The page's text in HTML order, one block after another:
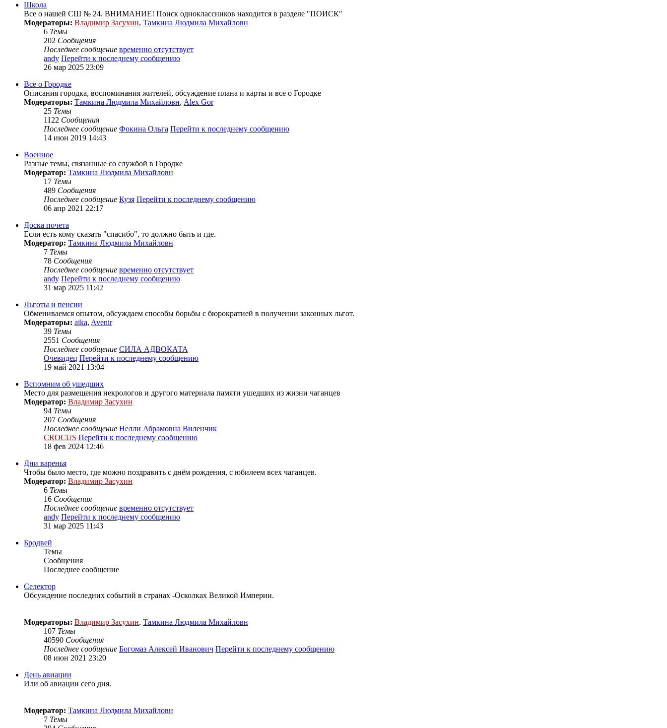
Школа
Все о нашей СШ № 24. ВНИМАНИЕ! Поиск одноклассников находится в разделе "ПОИСК"
Модераторы: Владимир Засухин, Тамкина Людмила Михайловн
6 Темы
202 Сообщения
Последнее сообщение временно отсутствует
andy Перейти к последнему сообщению
26 мар 2025 23:09
Все о Городке
Описания городка, воспоминания жителей, обсуждение плана и карты и все о Городке
Модераторы: Тамкина Людмила Михайловн, Alex Gor
25 Темы
1122 Сообщения
Последнее сообщение Фокина Ольга Перейти к последнему сообщению
14 июн 2019 14:43
Военное
Разные темы, связанные со службой в Городке
Модератор: Тамкина Людмила Михайловн
17 Темы
489 Сообщения
Последнее сообщение Кузя Перейти к последнему сообщению
06 апр 2021 22:17
Доска почета
Если есть кому сказать "спасибо", то должно быть и где.
Модератор: Тамкина Людмила Михайловн
7 Темы
78 Сообщения
Последнее сообщение временно отсутствует
andy Перейти к последнему сообщению
31 мар 2025 11:42
Льготы и пенсии
Обмениваемся опытом, обсуждаем способы борьбы с бюрократией в получении законных льгот.
Модераторы: aika, Avenir
39 Темы
2551 Сообщения
Последнее сообщение СИЛА АДВОКАТА
Очевидец Перейти к последнему сообщению
19 май 2021 13:04
Вспомним об ушедших
Место для размещения некрологов и другого материала памяти ушедших из жизни чаганцев
Модератор: Владимир Засухин
94 Темы
207 Сообщения
Последнее сообщение Нелли Абрамовна Виленчик
CROCUS Перейти к последнему сообщению
18 фев 2024 12:46
Дни варенья
Чтобы было место, где можно поздравить с днём рождения, с юбилеем всех чаганцев.
Модератор: Владимир Засухин
6 Темы
16 Сообщения
Последнее сообщение временно отсутствует
andy Перейти к последнему сообщению
31 мар 2025 11:43
Бродвей
Темы
Сообщения
Последнее сообщение
Селектор
Обсуждение последних событий в странах -Осколках Великой Империи.
Модераторы: Владимир Засухин, Тамкина Людмила Михайловн
107 Темы
40590 Сообщения
Последнее сообщение Богомаз Алексей Иванович Перейти к последнему сообщению
08 июн 2021 23:20
День авиации
Или об авиации сего дня.
Модератор: Тамкина Людмила Михайловн
7 Темы